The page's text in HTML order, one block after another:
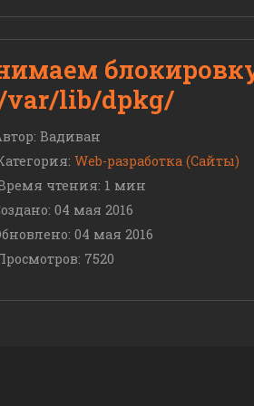
var/lib/dpkg/
Вадиван
Web-разработка (Сайты)
чтения: 1 мин
04 мая 2016
04 мая 2016
7520